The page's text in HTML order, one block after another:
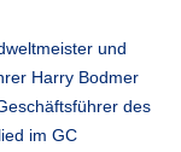
und
Harry Bodmer
des
im GC